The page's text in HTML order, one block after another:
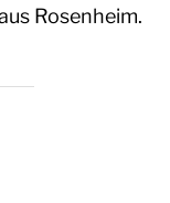
Rosenheim.